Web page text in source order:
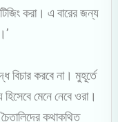
করা। এ বারের জন্য
বিচার করবে না। মুহূর্তে
মেনে নেবে ওরা।
কথাকথিত